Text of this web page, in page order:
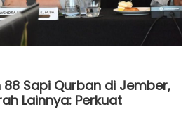
Sapi Qurban di Jember,
Lainnya: Perkuat